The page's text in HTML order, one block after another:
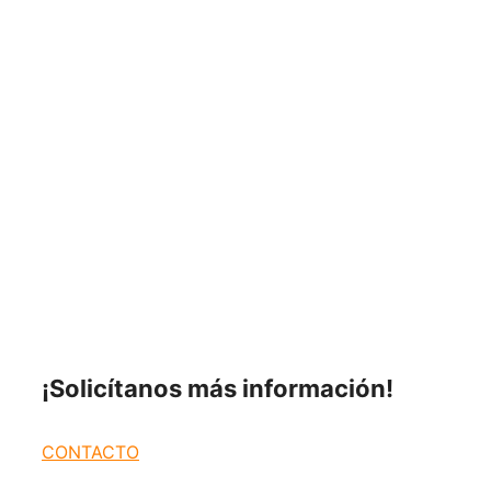
¡Solicítanos más información!
CONTACTO